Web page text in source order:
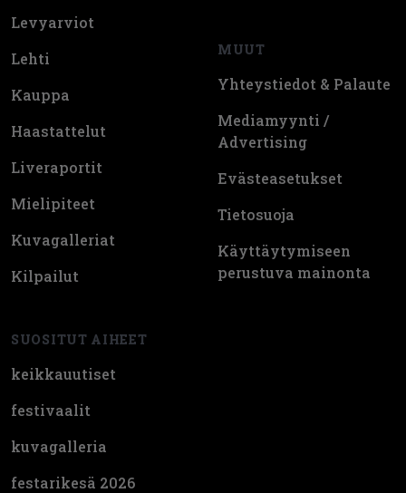
Levyarviot
Lehti
Kauppa
Haastattelut
Liveraportit
Mielipiteet
Kuvagalleriat
Kilpailut
SUOSITUT AIHEET
keikkauutiset
festivaalit
kuvagalleria
festarikesä 2026
MUUT
Yhteystiedot & Palaute
Mediamyynti /
Advertising
Evästeasetukset
Tietosuoja
Käyttäytymiseen
perustuva mainonta